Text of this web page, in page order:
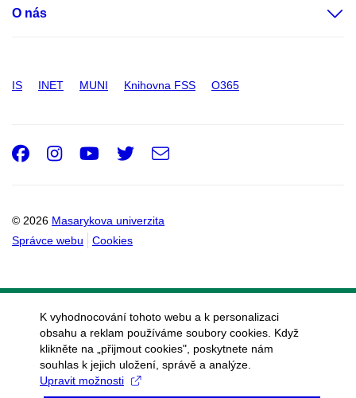
O nás
IS INET MUNI Knihovna FSS O365
© 2026 Masarykova univerzita
Správce webu
Cookies
Facebook
Instagram
Youtube
Twitter
e-
K vyhodnocování tohoto webu a k personalizaci
obsahu a reklam používáme soubory cookies. Když
klikněte na „přijmout cookies", poskytnete nám
souhlas k jejich uložení, správě a analýze.
Upravit možnosti